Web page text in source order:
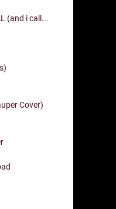
(and i call...
Cover)